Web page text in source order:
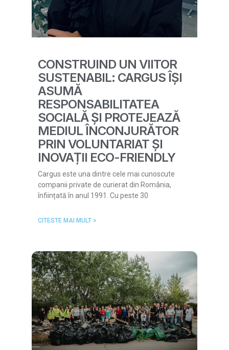
CONSTRUIND UN VIITOR
SUSTENABIL: CARGUS ÎȘI
ASUMĂ
RESPONSABILITATEA
SOCIALĂ ȘI PROTEJEAZĂ
MEDIUL ÎNCONJURĂTOR
PRIN VOLUNTARIAT ȘI
INOVAȚII ECO-FRIENDLY
Cargus este una dintre cele mai cunoscute
companii private de curierat din România,
înființată în anul 1991. Cu peste 30
CITESTE MAI MULT >